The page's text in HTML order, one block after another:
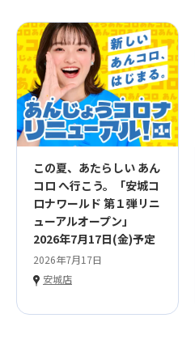
この夏、あたらしい あん
コロ へ行こう。「安城コ
ロナワールド 第１弾リニ
ューアルオープン」
2026年7月17日(金)予定
2026年7月17日
安城店